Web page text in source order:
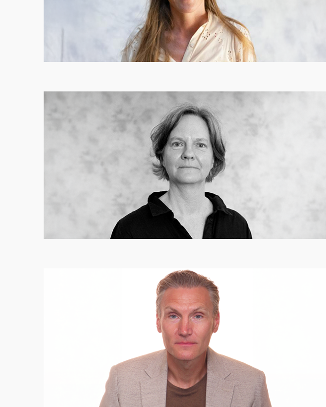
Mange studerende bruger uddannelsen til at forfølge aktuelle temaer, fx. i
med gymnasiereformen, eller særlige problemstillinger i eget fag eller på
Mulighed for enkeltfag
Du kan søge ind på hele masteruddannelsen, men du kan også følge et enkelt
ogOmverdensforandringer, ledelse og organisationsteori.